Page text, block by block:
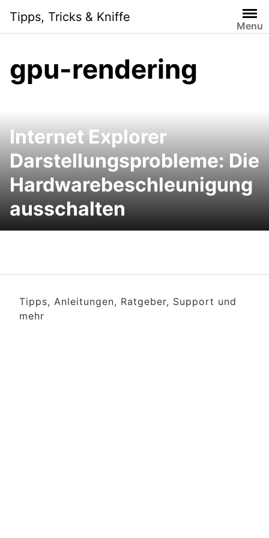
content
Tipps, Tricks & Kniffe
Menu
gpu-rendering
Internet Explorer
Darstellungsprobleme: Die
Hardwarebeschleunigung
ausschalten
Tipps, Anleitungen, Ratgeber, Support und
mehr